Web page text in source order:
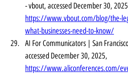
- vbout, accessed December 30,
https://www.vbout.com/blog/the-
what-businesses-need-to-know/
AI For Communicators | San
accessed December 30, 2025,
https://www.aliconferences.com/